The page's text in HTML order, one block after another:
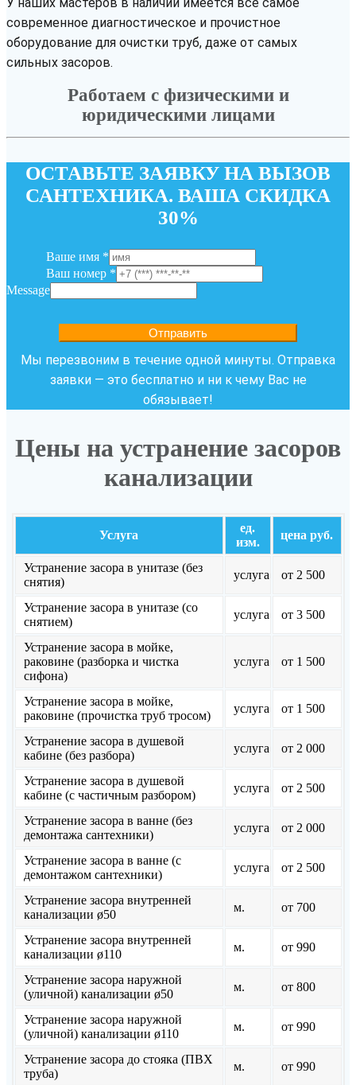
современное диагностическое и прочистное
оборудование для очистки труб, даже от самых
сильных засоров.
Работаем с физическими и
юридическими лицами
ОСТАВЬТЕ ЗАЯВКУ НА ВЫЗОВ
САНТЕХНИКА. ВАША СКИДКА
30%
Ваше имя *
Ваш номер *
Message
Отправить
Мы перезвоним в течение одной минуты. Отправка
заявки — это бесплатно и ни к чему Вас не
обязывает!
Цены на устранение засоров
канализации
Услуга
ед.
изм.
цена руб.
Устранение засора в унитазе (без
снятия)
услуга от 2 500
Устранение засора в унитазе (со
снятием)
услуга от 3 500
Устранение засора в мойке,
раковине (разборка и чистка
сифона)
услуга от 1 500
Устранение засора в мойке,
раковине (прочистка труб тросом)
услуга от 1 500
Устранение засора в душевой
кабине (без разбора)
услуга от 2 000
Устранение засора в душевой
кабине (с частичным разбором)
услуга от 2 500
Устранение засора в ванне (без
демонтажа сантехники)
услуга от 2 000
Устранение засора в ванне (с
демонтажом сантехники)
услуга от 2 500
Устранение засора внутренней
канализации ø50
м. от 700
Устранение засора внутренней
канализации ø110
м. от 990
Устранение засора наружной
(уличной) канализации ø50
м. от 800
Устранение засора наружной
(уличной) канализации ø110
м. от 990
Устранение засора до стояка (ПВХ
труба)
м. от 990